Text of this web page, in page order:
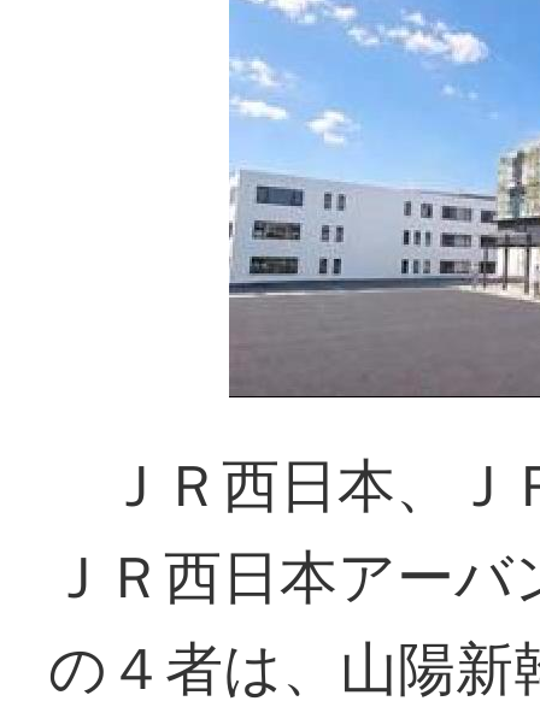
ＪＲ西日本、Ｊ
ＪＲ西日本アー
の４者は、山陽新